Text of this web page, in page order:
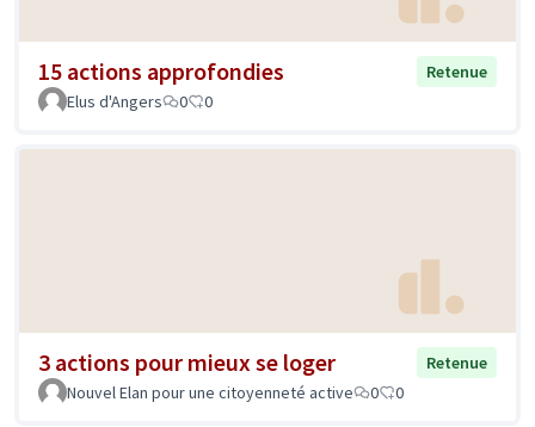
15 actions approfondies
Retenue
Elus d'Angers
0 0
3 actions pour mieux se loger
Retenue
Nouvel Elan pour une citoyenneté active
0 0